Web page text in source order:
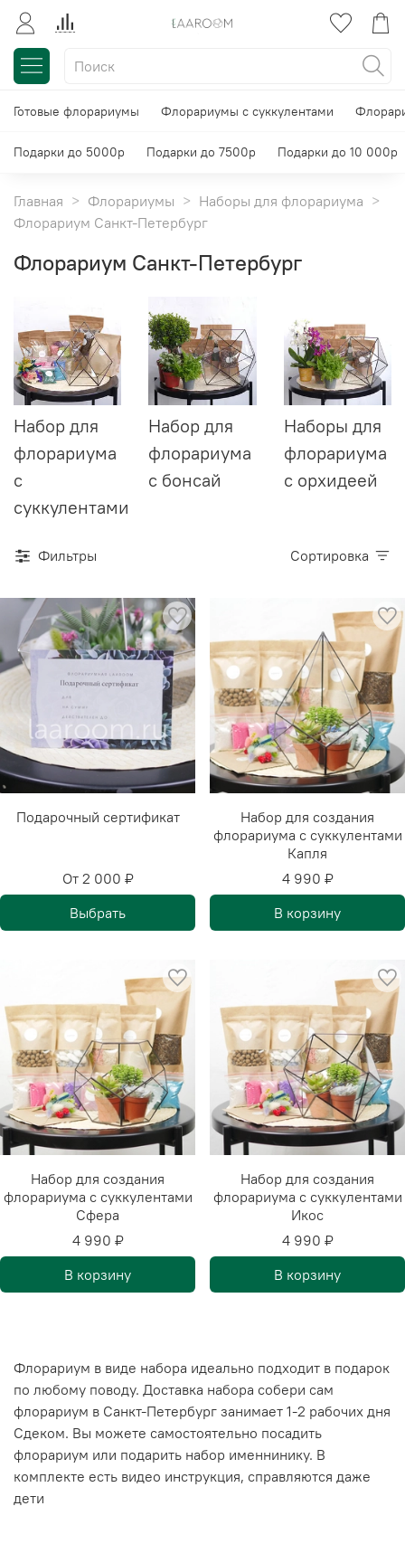
Готовые флорариумы Флорариумы с суккулентами
Подарки до 5000р Подарки до 7500р Подарки до 10 000р
Главная Флорариумы
Наборы для флорариума
Флорариум Санкт-Петербург
Флорариум Санкт-Петербург
Набор для
флорариума
с
суккулентами
Набор для
флорариума
с бонсай
Наборы для
флорариума
с орхидеей
Фильтры Сортировка
Подарочный сертификат
От 2 000 ₽
Выбрать
Набор для создания
флорариума с суккулентами
Капля
4 990 ₽
В корзину
Набор для создания
флорариума с суккулентами
Сфера
4 990 ₽
В корзину
Набор для создания
флорариума с суккулентами
Икос
4 990 ₽
В корзину
Флорариум в виде набора идеально подходит в подарок
по любому поводу. Доставка набора собери сам
флорариум в Санкт-Петербург занимает 1-2 рабочих дня
Сдеком. Вы можете самостоятельно посадить
флорариум или подарить набор именнинику. В
комплекте есть видео инструкция, справляются даже
дети